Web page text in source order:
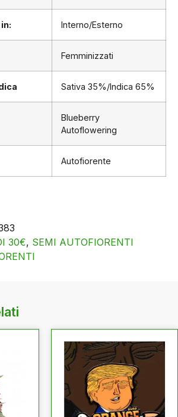
Interno/Esterno
Femminizzati
Sativa 35%/Indica 65%
Blueberry
Autoflowering
Autofiorente
30€, SEMI AUTOFIORENTI